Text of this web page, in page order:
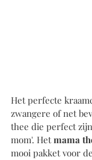
Het perfecte
zwangere of net
thee die perfect
mom'. Het mama
mooi pakket voor